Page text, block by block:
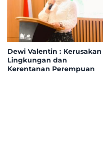
Dewi Valentin : Kerusakan
Lingkungan dan
Kerentanan Perempuan